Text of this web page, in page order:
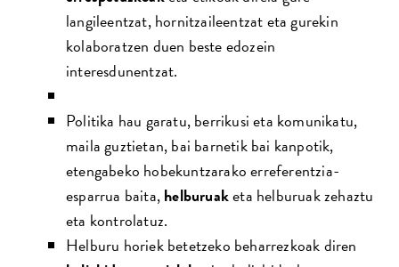
langileentzat, hornitzaileentzat eta gurekin
kolaboratzen duen beste edozein
interesdunentzat.
Politika hau garatu, berrikusi eta komunikatu,
maila guztietan, bai barnetik bai kanpotik,
etengabeko hobekuntzarako erreferentzia-
esparrua baita,helburuaketa helburuak zehaztu
eta kontrolatuz.
Helburu horiek betetzeko beharrezkoak diren